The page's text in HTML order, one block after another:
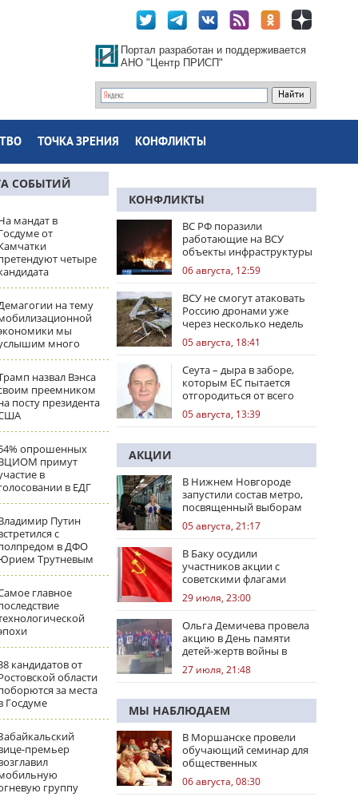
Портал разработан и поддерживается
АНО "Центр ПРИСП"
ТОЧКА ЗРЕНИЯ КОНФЛИКТЫ
СОБЫТИЙ
мандат в
от
четыре
на тему
мы
много
назвал Вэнса
преемником
посту президента
опрошенных
примут
в
в ЕДГ
Путин
с
в ДФО
Трутневым
главное
кандидатов от
области
за места
Госдуме
премьер
группу
КОНФЛИКТЫ
ВС РФ поразили
работающие на ВСУ
объекты инфраструктуры
и центры логистики
06 августа, 12:59
ВСУ не смогут атаковать
Россию дронами уже
через несколько недель
05 августа, 18:41
Сеута – дыра в заборе,
которым ЕС пытается
отгородиться от всего
мира
05 августа, 13:39
АКЦИИ
В Нижнем Новгороде
запустили состав метро,
посвященный выборам
05 августа, 21:17
В Баку осудили
участников акции с
советскими флагами
29 июля, 23:00
Ольга Демичева провела
акцию в День памяти
детей-жертв войны в
Донбассе
27 июля, 21:48
МЫ НАБЛЮДАЕМ
В Моршанске провели
обучающий семинар для
общественных
наблюдателей
06 августа, 08:30